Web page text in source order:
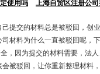
使用吗
上海自贸区注册公
提交的材料总是被驳回，创
材料为什么一直被驳回呢，
，因为提交的材料需要，法
被驳回，让你重新整理材料